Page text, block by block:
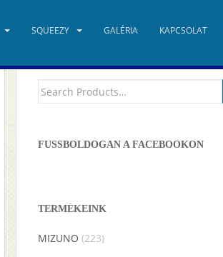
SQUEEZY GALÉRIA KAPCSOLAT
Keresés
FUSSBOLDOGAN A FACEBOOKON
TERMÉKEINK
MIZUNO (223)